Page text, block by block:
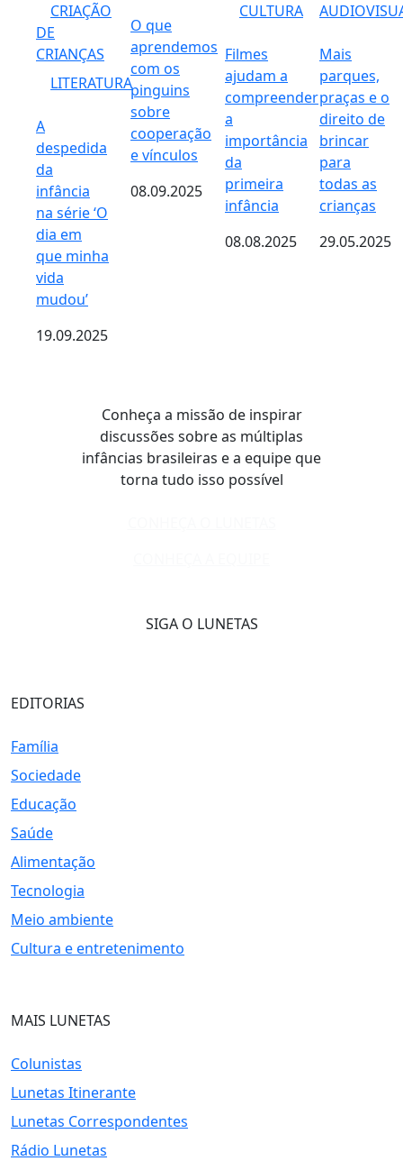
CRIAÇÃO
DE
CRIANÇAS
LITERATURA
A
despedida
da
infância
na série ‘O
dia em
que minha
vida
mudou’
19.09.2025
O que
aprendemos
com os
pinguins
sobre
cooperação
e vínculos
08.09.2025
CULTURA
Filmes
ajudam a
compreender
a
importância
da
primeira
infância
08.08.2025
Mais
parques,
praças e o
direito de
brincar
para
todas as
crianças
29.05.2025
Conheça a missão de inspirar
discussões sobre as múltiplas
infâncias brasileiras e a equipe que
torna tudo isso possível
SIGA O LUNETAS
EDITORIAS
Família
Sociedade
Educação
Saúde
Alimentação
Tecnologia
Meio ambiente
Cultura e entretenimento
MAIS LUNETAS
Colunistas
Lunetas Itinerante
Lunetas Correspondentes
Rádio Lunetas